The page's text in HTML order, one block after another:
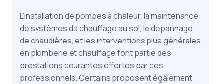
L'installation de pompes à chaleur, la maintenance
de systèmes de chauffage au sol, le dépannage
de chaudières, et les interventions plus générales
en plomberie et chauffage font partie des
prestations courantes offertes par ces
professionnels. Certains proposent également